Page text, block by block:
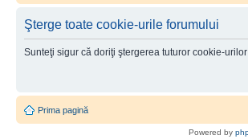
Şterge toate cookie-urile forumului
Sunteţi sigur că doriţi ştergerea tuturor cookie-
Prima pagină
Powered by